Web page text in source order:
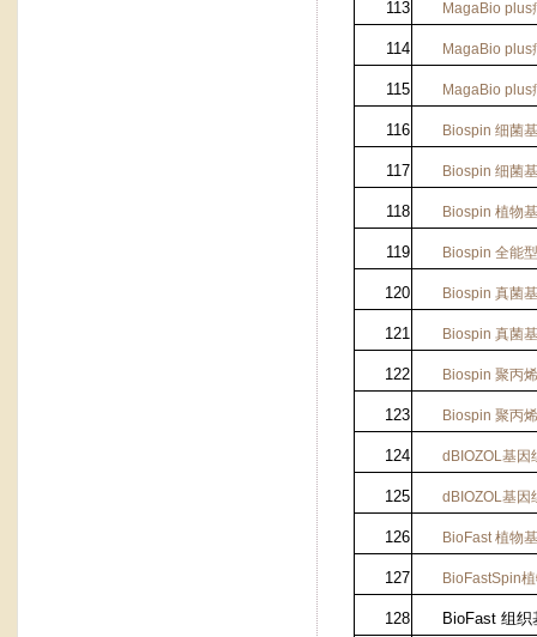
113 MagaBio plus
114 MagaBio plus
115 MagaBio plus
116 Biospin 细菌
117 Biospin 细菌
118 Biospin 植物
119 Biospin 全能
120 Biospin 真菌
121 Biospin 真菌
122 Biospin 聚丙
123 Biospin 聚丙
124 dBIOZOL基因
125 dBIOZOL基因
126 BioFast植物
127 BioFastSpin
128 BioFast 组